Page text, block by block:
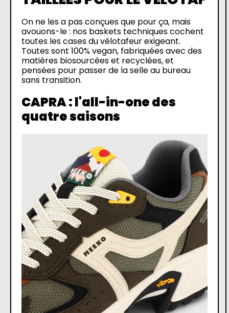
On ne les a pas conçues que pour ça, mais
avouons-le : nos baskets techniques cochent
toutes les cases du vélotafeur exigeant.
Toutes sont 100% vegan, fabriquées avec des
matières biosourcées et recyclées, et
pensées pour passer de la selle au bureau
sans transition.
CAPRA : l'all-in-one des
quatre saisons